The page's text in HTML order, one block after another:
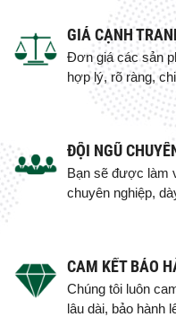
GIÁ CẠNH
Đơn giá các sản
hợp lý, rõ ràng,
ĐỘI NGŨ
Bạn sẽ được làm
chuyên nghiệp,
CAM KẾT BẢO
Chúng tôi luôn
lâu dài, bảo hành